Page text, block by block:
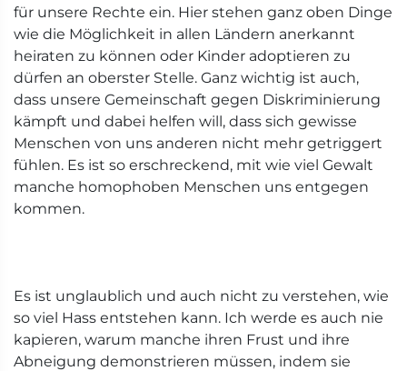
für unsere Rechte ein. Hier stehen ganz oben Dinge
wie die Möglichkeit in allen Ländern anerkannt
heiraten zu können oder Kinder adoptieren zu
dürfen an oberster Stelle. Ganz wichtig ist auch,
dass unsere Gemeinschaft gegen Diskriminierung
kämpft und dabei helfen will, dass sich gewisse
Menschen von uns anderen nicht mehr getriggert
fühlen. Es ist so erschreckend, mit wie viel Gewalt
manche homophoben Menschen uns entgegen
kommen.
Es ist unglaublich und auch nicht zu verstehen, wie
so viel Hass entstehen kann. Ich werde es auch nie
kapieren, warum manche ihren Frust und ihre
Abneigung demonstrieren müssen, indem sie